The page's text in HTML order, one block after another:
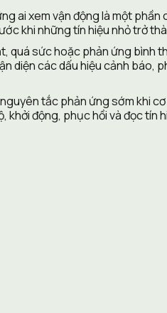
ai xem vận động là một phần
khi những tín hiệu nhỏ trở
quá sức hoặc phản ứng bình
diện các dấu hiệu cảnh báo,
tắc phản ứng sớm khi
động, phục hồi và đọc tín